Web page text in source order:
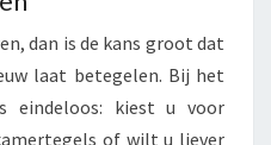
dan is de kans groot dat
laat betegelen. Bij het
eindeloos: kiest u voor
of wilt u liever